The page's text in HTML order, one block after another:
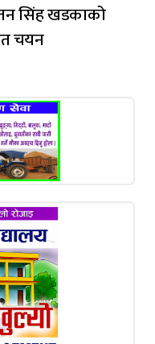
सिंह खडकाको
चयन